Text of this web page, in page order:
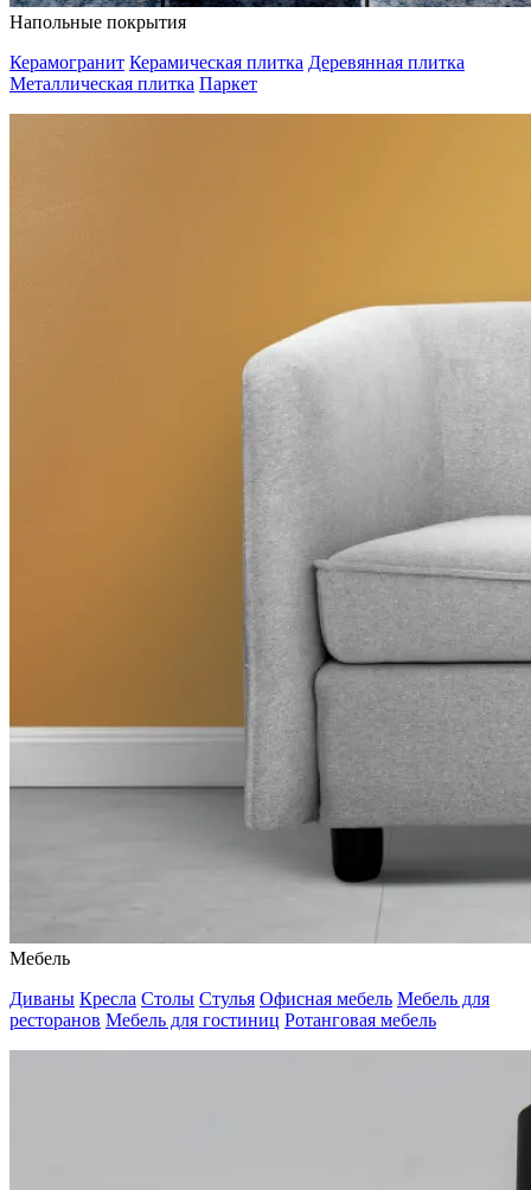
Напольные покрытия
Керамогранит Керамическая плитка Деревянная плитка
Металлическая плитка Паркет
Мебель
Диваны Кресла Столы Стулья Офисная мебель Мебель для
ресторанов Мебель для гостиниц Ротанговая мебель